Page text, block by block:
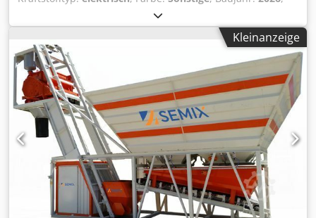
*Alle unsere Produkte werden mit Sorgfalt hergestellt und
sind mit 1 Jahr Garantie abgedeckt! *Montage und
Bedienerschulung KOSTENLOS Die stationären
Betonmischanlagen der COMPACT-Serie bieten praktische
und effektive Lösungen für alle Leistungsanforderungen.
Stationäre Betonmischanlagen ermöglichen eine einfache
und effiziente Produktion großer Mengen von homogenen
Betonmischungen. Die COMPACT-Serie zeichnet sich durch
ein benutzerfreundliches Bedienkonzept und die
niedrigsten Investitionskosten aus. Zudem sorgt die Anlage
für eine optimale Nutzung der Unternehmensressourcen,
sodass Zeitersparnis direkt in höhere Erträge umgesetzt
werden kann. TECHNISCHE DATEN: Dcodpjy Nwmgsfx Ag
Eok Modell: COMPACT 60 Leistung: 60 m³/h Mischertyp:
Kleinanzeige